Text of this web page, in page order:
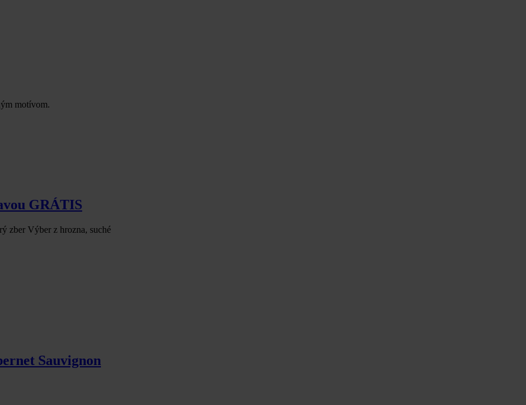
motívom.
GRÁTIS
zber Výber z hrozna, suché
Sauvignon